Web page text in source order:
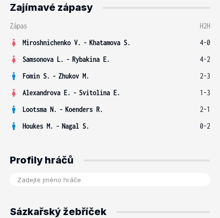
Zajímavé zápasy
Zápas
H2H
Miroshnichenko V. - Khatamova S.
4-0
Samsonova L. - Rybakina E.
4-2
Fomin S. - Zhukov M.
2-3
Alexandrova E. - Svitolina E.
1-3
Lootsma N. - Koenders R.
2-1
Houkes M. - Nagal S. 0-2
Profily hráčů
Sázkařský žebříček